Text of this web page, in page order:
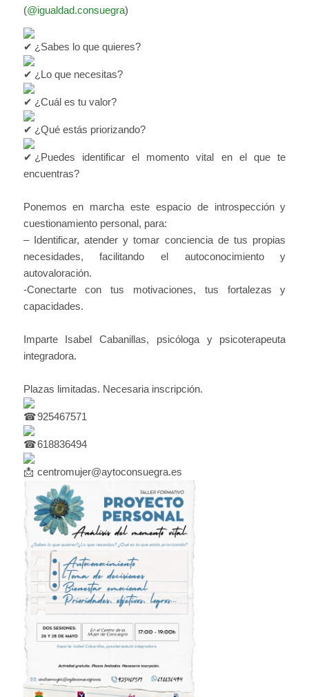
(@igualdad.consuegra)
¿Sabes lo que quieres?
¿Lo que necesitas?
¿Cuál es tu valor?
¿Qué estás priorizando?
¿Puedes identificar el momento vital en el que te
encuentras?
Ponemos en marcha este espacio de introspección y
cuestionamiento personal, para:
– Identificar, atender y tomar conciencia de tus propias
necesidades, facilitando el autoconocimiento y
autovaloración.
-Conectarte con tus motivaciones, tus fortalezas y
capacidades.
Imparte Isabel Cabanillas, psicóloga y psicoterapeuta
integradora.
Plazas limitadas. Necesaria inscripción.
925467571
618836494
centromujer@aytoconsuegra.es